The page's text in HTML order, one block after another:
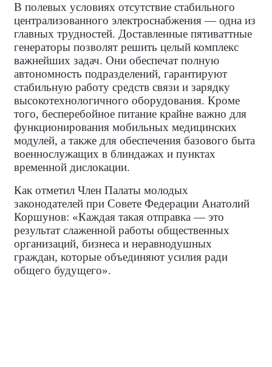
В полевых условиях отсутствие стабильного
централизованного электроснабжения — одна из
главных трудностей. Доставленные пятиваттные
генераторы позволят решить целый комплекс
важнейших задач. Они обеспечат полную
автономность подразделений, гарантируют
стабильную работу средств связи и зарядку
высокотехнологичного оборудования. Кроме
того, бесперебойное питание крайне важно для
функционирования мобильных медицинских
модулей, а также для обеспечения базового быта
военнослужащих в блиндажах и пунктах
временной дислокации.
Как отметил Член Палаты молодых
законодателей при Совете Федерации Анатолий
Коршунов: «Каждая такая отправка — это
результат слаженной работы общественных
организаций, бизнеса и неравнодушных
граждан, которые объединяют усилия ради
общего будущего».